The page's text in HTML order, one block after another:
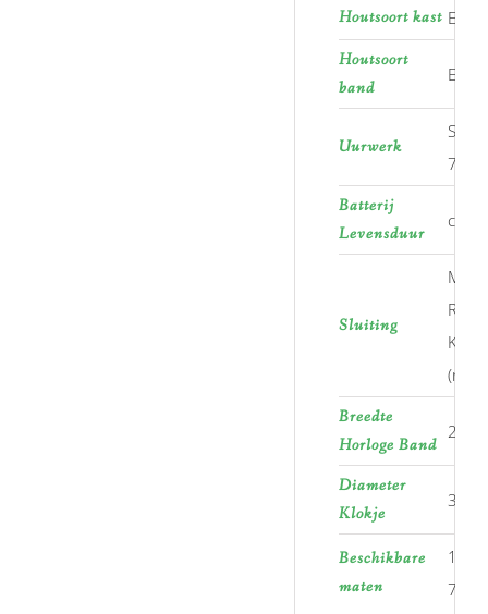
Houtsoort kast Eiken
Houtsoort
band
Eiken
Uurwerk
763
Batterij
Levensduur
ca. 3
Sluiting
Mat
RVS
Breedte
Horloge Band
21,0
Diameter
Klokje
38,0
Beschikbare
maten
1, 2,
7, 8,